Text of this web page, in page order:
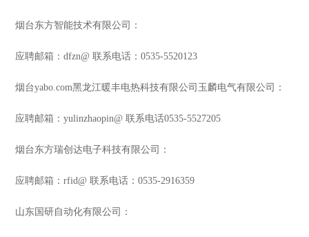
烟台东方智能技术有限公司：
应聘邮箱：dfzn@ 联系电话：0535-5520123
烟台yabo.com黑龙江暖丰电热科技有限公司玉麟电气有限公司：
应聘邮箱：yulinzhaopin@ 联系电话0535-5527205
烟台东方瑞创达电子科技有限公司：
应聘邮箱：rfid@ 联系电话：0535-2916359
山东国研自动化有限公司：